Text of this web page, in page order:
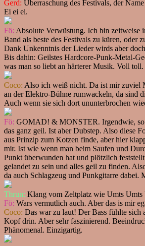
Gerd: Überraschung des Festivals, der
Ei ei ei.
Fö: Absolute Verwüstung. Ich bin zeitweise
Band als beste des Festivals zu küren, oder
Dank Unkenntnis der Lieder wirds aber
Bis dahin: Geilstes Hardcore-Punk-Metal-
was man so liebt an härterer Musik. Voll toll.
Coco: Also ich weiß nicht. Da ist mir zuviel
an der Elektro-Bühne rumwackeln, da sind
Auch wenn sie sich dort ununterbrochen
Fö: GOMAD! & MONSTER. Irgendwie, so
das ganz geil. Ist aber Dubstep. Also diese
aus Prinzip zum Kotzen finde, aber hier
mir. Ist wie wenn man beim Saufen und
Punkt überwunden hat und plötzlich
gelandet zu sein und alles geil zu finden.
da auch Schlagzeug und Punkgitarre dabei.
Thrun: Klang vom Zeltplatz wie Umts Umts
Fö: Wars vermutlich auch. Aber das is mir
Coco: Das war zu laut! Der Bass fühlte sich
Kopf drin. Aber sehr faszinierend.
Phänomenal. Einzigartig.